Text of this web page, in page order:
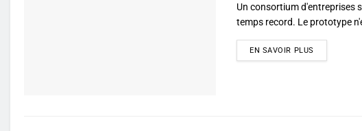
Un consortium d'entreprises
temps record. Le prototype
EN SAVOIR PLUS